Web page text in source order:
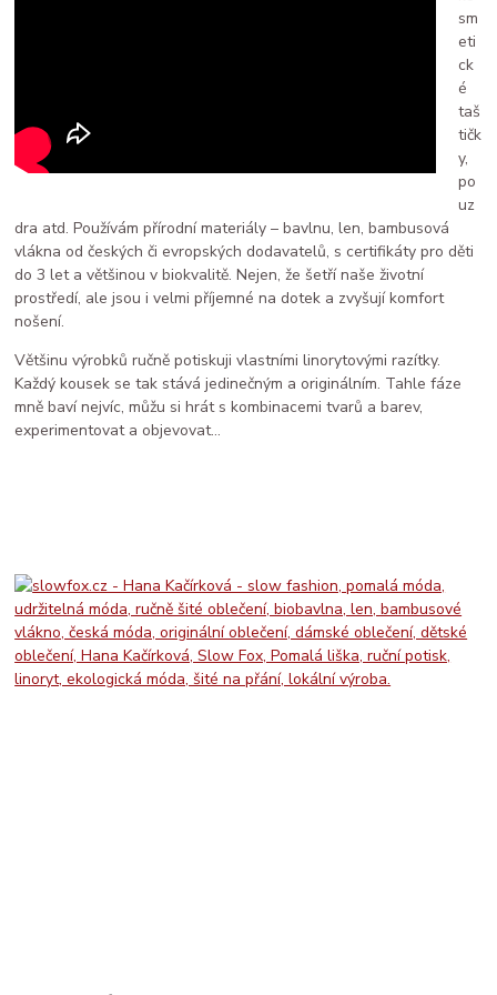
sm
eti
ck
é
taš
tičk
y,
po
uz
dra atd. Používám přírodní materiály – bavlnu, len, bambusová
vlákna od českých či evropských dodavatelů, s certifikáty pro děti
do 3 let a většinou v biokvalitě. Nejen, že šetří naše životní
prostředí, ale jsou i velmi příjemné na dotek a zvyšují komfort
nošení.
Většinu výrobků ručně potiskuji vlastními linorytovými razítky.
Každý kousek se tak stává jedinečným a originálním. Tahle fáze
mně baví nejvíc, můžu si hrát s kombinacemi tvarů a barev,
experimentovat a objevovat…